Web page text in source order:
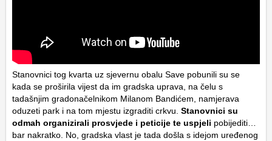
Stanovnici tog kvarta uz sjevernu obalu Save pobunili su se
kada se proširila vijest da im gradska uprava, na čelu s
tadašnjim gradonačelnikom Milanom Bandićem, namjerava
oduzeti park i na tom mjestu izgraditi crkvu. Stanovnici su
odmah organizirali prosvjede i peticije te uspjeli pobijediti…
bar nakratko. No, gradska vlast je tada došla s idejom uređenog